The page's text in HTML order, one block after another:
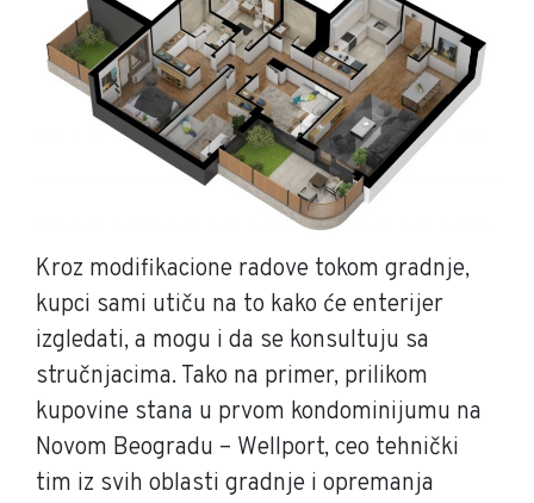
Kroz modifikacione radove tokom gradnje,
kupci sami utiču na to kako će enterijer
izgledati, a mogu i da se konsultuju sa
stručnjacima. Tako na primer, prilikom
kupovine stana u prvom kondominijumu na
Novom Beogradu – Wellport, ceo tehnički
tim iz svih oblasti gradnje i opremanja